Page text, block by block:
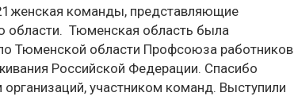
команды, представляющие
области. Тюменская область была
Тюменской области Профсоюза работников
Российской Федерации. Спасибо
участником команд. Выступили